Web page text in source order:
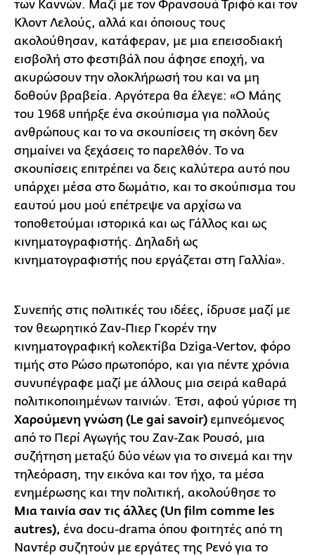
των Καννών. Μαζί με τον Φρανσουά Τριφό και τον
Κλοντ Λελούς, αλλά και όποιους τους
ακολούθησαν, κατάφεραν, με μια επεισοδιακή
εισβολή στο φεστιβάλ που άφησε εποχή, να
ακυρώσουν την ολοκλήρωσή του και να μη
δοθούν βραβεία. Αργότερα θα έλεγε: «Ο Μάης
του 1968 υπήρξε ένα σκούπισμα για πολλούς
ανθρώπους και το να σκουπίσεις τη σκόνη δεν
σημαίνει να ξεχάσεις το παρελθόν. Το να
σκουπίσεις επιτρέπει να δεις καλύτερα αυτό που
υπάρχει μέσα στο δωμάτιο, και το σκούπισμα του
εαυτού μου μού επέτρεψε να αρχίσω να
τοποθετούμαι ιστορικά και ως Γάλλος και ως
κινηματογραφιστής. Δηλαδή ως
κινηματογραφιστής που εργάζεται στη Γαλλία».
Συνεπής στις πολιτικές του ιδέες, ίδρυσε μαζί με
τον θεωρητικό Ζαν-Πιερ Γκορέν την
κινηματογραφική κολεκτίβα Dziga-Vertov, φόρο
τιμής στο Ρώσο πρωτοπόρο, και για πέντε χρόνια
συνυπέγραφε μαζί με άλλους μια σειρά καθαρά
πολιτικοποιημένων ταινιών. Έτσι, αφού γύρισε τη
Χαρούμενη γνώση (Le gai savoir) εμπνεόμενος
από το Περί Αγωγής του Ζαν-Ζακ Ρουσό, μια
συζήτηση μεταξύ δύο νέων για το σινεμά και την
τηλεόραση, την εικόνα και τον ήχο, τα μέσα
ενημέρωσης και την πολιτική, ακολούθησε το
Μια ταινία σαν τις άλλες (Un film comme les
autres), ένα docu-drama όπου φοιτητές από τη
Ναντέρ συζητούν με εργάτες της Ρενό για το